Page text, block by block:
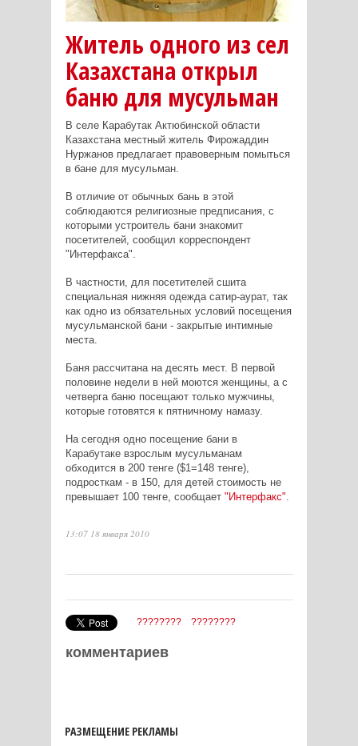
Житель одного из сел
Казахстана открыл
баню для мусульман
В селе Карабутак Актюбинской области
Казахстана местный житель Фирожаддин
Нуржанов предлагает правоверным помыться
в бане для мусульман.
В отличие от обычных бань в этой
соблюдаются религиозные предписания, с
которыми устроитель бани знакомит
посетителей, сообщил корреспондент
"Интерфакса".
В частности, для посетителей сшита
специальная нижняя одежда сатир-аурат, так
как одно из обязательных условий посещения
мусульманской бани - закрытые интимные
места.
Баня рассчитана на десять мест. В первой
половине недели в ней моются женщины, а с
четверга баню посещают только мужчины,
которые готовятся к пятничному намазу.
На сегодня одно посещение бани в
Карабутаке взрослым мусульманам
обходится в 200 тенге ($1=148 тенге),
подросткам - в 150, для детей стоимость не
превышает 100 тенге, сообщает "Интерфакс"
13:07 18 января 2010
???????? ????????
комментариев
РАЗМЕЩЕНИЕ РЕКЛАМЫ